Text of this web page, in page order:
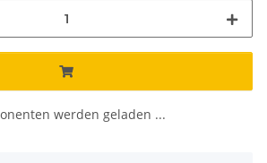
werden geladen ...